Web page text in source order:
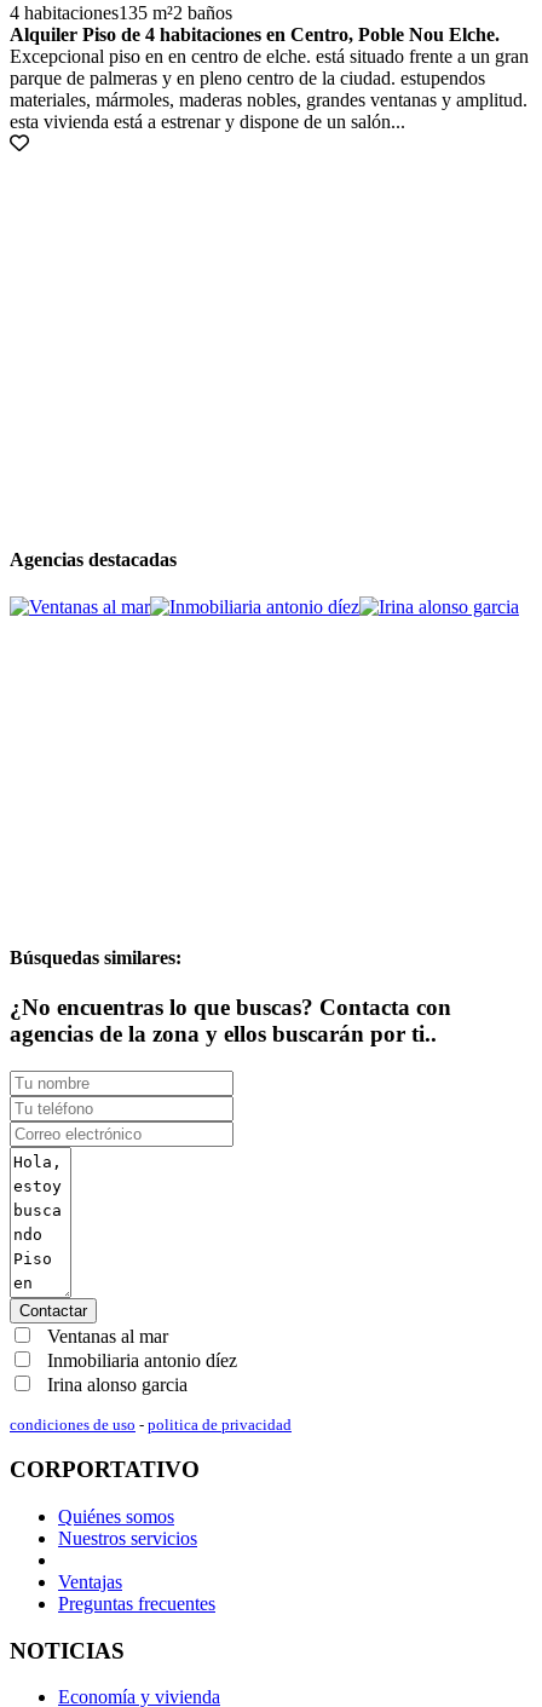
4 habitaciones135 m²2 baños
Alquiler Piso de 4 habitaciones en Centro, Poble Nou Elche.
Excepcional piso en en centro de elche. está situado frente a un gran
parque de palmeras y en pleno centro de la ciudad. estupendos
materiales, mármoles, maderas nobles, grandes ventanas y amplitud.
esta vivienda está a estrenar y dispone de un salón...
Agencias destacadas
Búsquedas similares:
¿No encuentras lo que buscas? Contacta con
agencias de la zona y ellos buscarán por ti..
Contactar
Ventanas al mar
Inmobiliaria antonio díez
Irina alonso garcia
condiciones de uso - politica de privacidad
CORPORTATIVO
Quiénes somos
Nuestros servicios
Ventajas
Preguntas frecuentes
NOTICIAS
Economía y vivienda